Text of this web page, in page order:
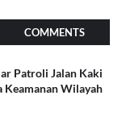
COMMENTS
Patroli Jalan Kaki
Keamanan Wilayah